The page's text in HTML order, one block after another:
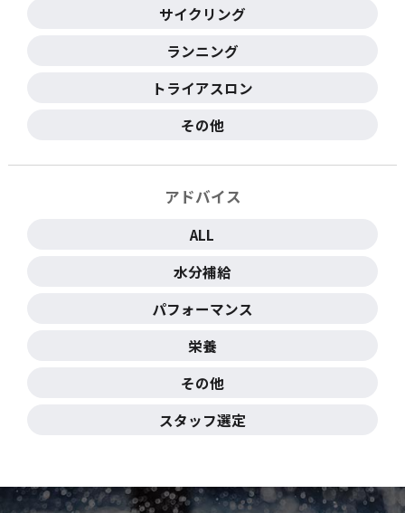
サイクリング
ランニング
トライアスロン
その他
アドバイス
ALL
水分補給
パフォーマンス
栄養
その他
スタッフ選定